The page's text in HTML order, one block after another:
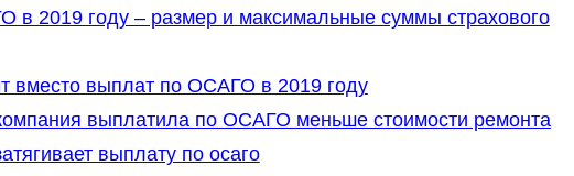
в 2019 году – размер и максимальные суммы страхового
вместо выплат по ОСАГО в 2019 году
выплатила по ОСАГО меньше стоимости ремонта
выплату по осаго